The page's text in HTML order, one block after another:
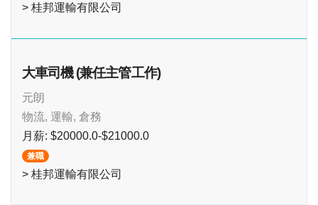
> 桂邦運輸有限公司
大車司機 (兼任主管工作)
元朗
物流, 運輸, 倉務
月薪: $20000.0-$21000.0
兼職
> 桂邦運輸有限公司